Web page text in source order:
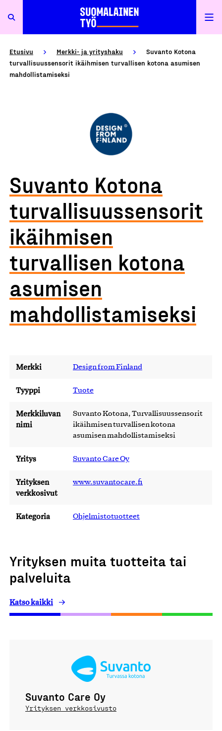
Etusivu Merkki- ja yrityshaku
Suvanto Kotona
turvallisuussensorit ikäihmisen turvallisen kotona asumisen
mahdollistamiseksi
Suvanto Kotona
turvallisuussensorit
ikäihmisen
turvallisen kotona
asumisen
mahdollistamiseksi
Merkki Design from Finland
Tyyppi Tuote
Merkkiluvan
nimi
Suvanto Kotona, Turvallisuussensorit
ikäihmisen turvallisen kotona
asumisen mahdollistamiseksi
Yritys Suvanto Care Oy
Yrityksen
verkkosivut
www.suvantocare.fi
Kategoria Ohjelmistotuotteet
Yrityksen muita tuotteita tai
palveluita
Katso kaikki
Suvanto Care Oy
Yrityksen verkkosivusto